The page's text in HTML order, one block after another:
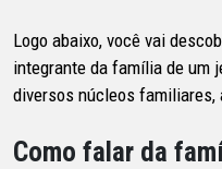
Logo abaixo, você vai
integrante da família de um
diversos núcleos familiares,
Como falar da